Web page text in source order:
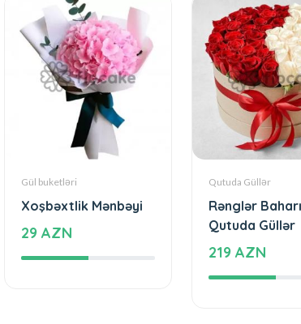
Gül buketləri
Xoşbəxtlik Mənbəyi
29 AZN
Qutuda Güllər
Rənglər
Qutuda Güllər
219 AZN